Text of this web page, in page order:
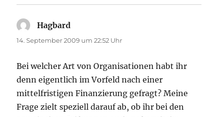
Hagbard
14. September 2009 um 22:52 Uhr
Bei welcher Art von Organisationen habt ihr
denn eigentlich im Vorfeld nach einer
mittelfristigen Finanzierung gefragt? Meine
Frage zielt speziell darauf ab, ob ihr bei den